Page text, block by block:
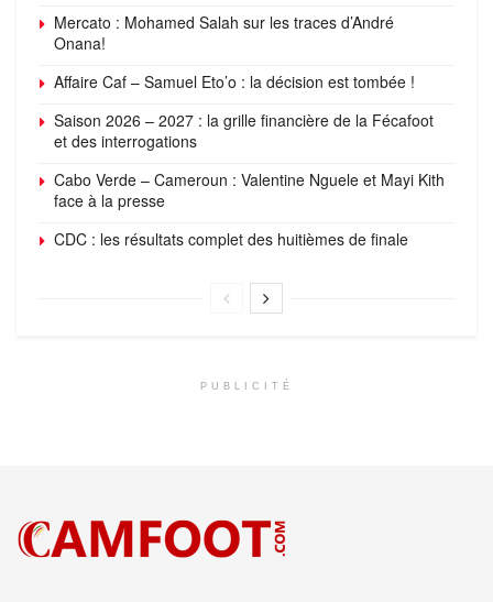
Mercato : Mohamed Salah sur les traces d’André
Onana!
Affaire Caf – Samuel Eto’o : la décision est tombée !
Saison 2026 – 2027 : la grille financière de la Fécafoot
et des interrogations
Cabo Verde – Cameroun : Valentine Nguele et Mayi Kith
face à la presse
CDC : les résultats complet des huitièmes de finale
PUBLICITÉ